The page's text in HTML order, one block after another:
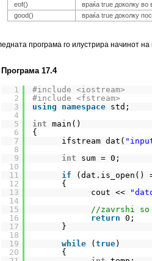
eof()
враќа true доколку во
good()
враќа true доколку
програма го илустрира начинот
Програма 17.4
1
2
3
4
5
6
7
8
9
10
11
12
13
14
15
16
17
18
19
20
#include <iostream>
#include <fstream>
using
namespace std;
int main()
{
ifstream dat(
int
sum = 0;
if
(dat.is_open()
{
cout <<
//zavrshi so
return
}
while
( true)
{